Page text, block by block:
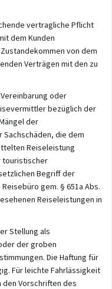
vertragliche Pflicht
dem Kunden
von dem
Verträgen mit den zu
oder
bezüglich der
der
die dem
Reiseleistung
touristischer
Begriff der
gem. § 651a Abs.
Reiseleistungen in
Stellung als
der groben
Die Haftung für
Für leichte Fahrlässigkeit
den Vorschriften des